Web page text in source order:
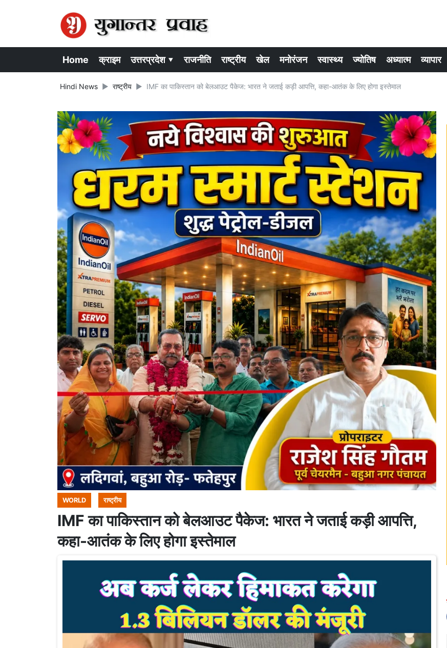
Home क्राइम उत्तरप्रदेश ▾ राजनीति राष्ट्रीय खेल मनोरंजन स्वास्थ्य ज्योतिष अध्यात्म व्यापार
Hindi News राष्ट्रीय IMF का पाकिस्तान को बेलआउट पैकेज: भारत ने जताई कड़ी आपत्ति, कहा-आतंक के लिए होगा इस्तेमाल
WORLD राष्ट्रीय
IMF का पाकिस्तान को बेलआउट पैकेज: भारत ने जताई कड़ी आपत्ति,
कहा-आतंक के लिए होगा इस्तेमाल